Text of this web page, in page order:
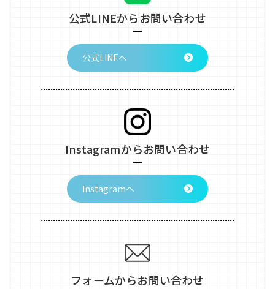
公式LINEからお問い合わせ
公式LINEへ
Instagramからお問い合わせ
Instagramへ
フォームからお問い合わせ